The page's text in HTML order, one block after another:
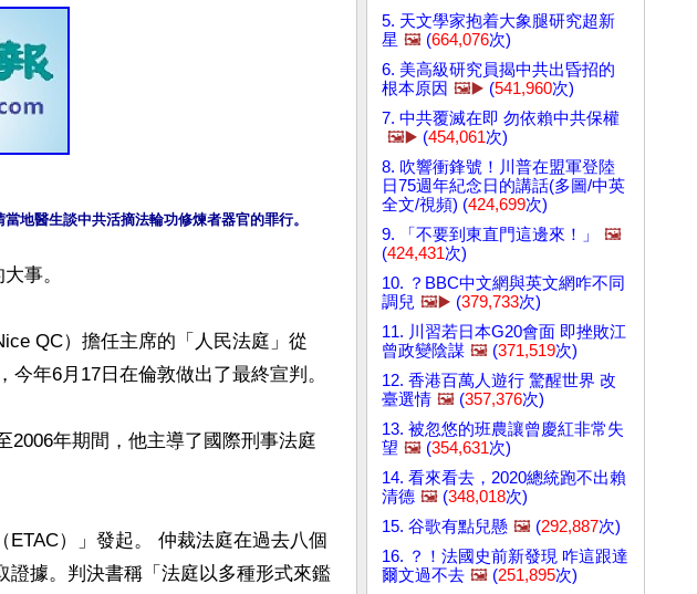
地醫生談中共活摘法輪功修煉者器官的罪行。
事。
QC）擔任主席的「人民法庭」從
年6月17日在倫敦做出了最終宣判。
2006年期間，他主導了國際刑事法庭
）」發起。 仲裁法庭在過去八個
證據。判決書稱「法庭以多種形式來鑑
5. 天文學家抱着大象腿研究超新
星 🖼️ (664,076次)
6. 美高級研究員揭中共出昏招的
根本原因 🖼️▶️ (541,960次)
7. 中共覆滅在即 勿依賴中共保權
🖼️▶️ (454,061次)
8. 吹響衝鋒號！川普在盟軍登陸
日75週年紀念日的講話(多圖/中英
全文/視頻) (424,699次)
9. 「不要到東直門這邊來！」
🖼️
(424,431次)
10. ？BBC中文網與英文網咋不同
調兒 🖼️▶️ (379,733次)
11. 川習若日本G20會面 即挫敗江
曾政變陰謀 🖼️ (371,519次)
12. 香港百萬人遊行 驚醒世界 改
臺選情 🖼️ (357,376次)
13. 被忽悠的班農讓曾慶紅非常失
望 🖼️ (354,631次)
14. 看來看去，2020總統跑不出賴
清德 🖼️ (348,018次)
15. 谷歌有點兒懸 🖼️ (292,887次)
16. ？！法國史前新發現 咋這跟達
爾文過不去 🖼️ (251,895次)